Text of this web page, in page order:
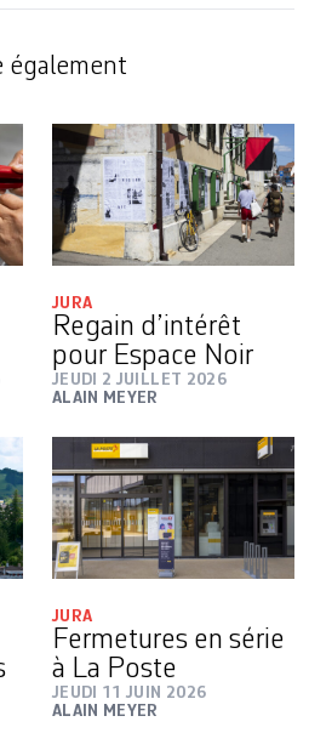
également
JURA
Regain d’intérêt
pour Espace Noir
JEUDI 2 JUILLET 2026
ALAIN MEYER
JURA
Fermetures en série
à La Poste
JEUDI 11 JUIN 2026
ALAIN MEYER